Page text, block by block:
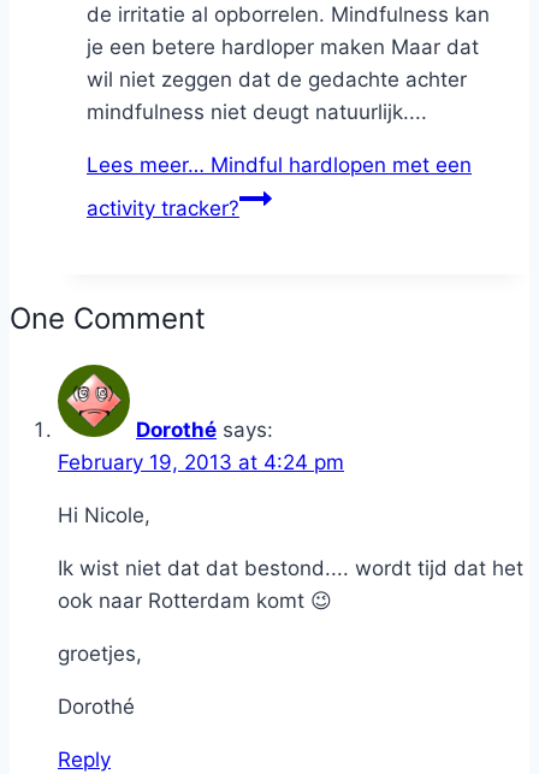
de irritatie al opborrelen. Mindfulness kan
je een betere hardloper maken Maar dat
wil niet zeggen dat de gedachte achter
mindfulness niet deugt natuurlijk....
Lees meer… Mindful hardlopen met een
activity tracker?
One Comment
Dorothé says:
February 19, 2013 at 4:24 pm
Hi Nicole,
Ik wist niet dat dat bestond.... wordt tijd dat het
ook naar Rotterdam komt 😉
groetjes,
Dorothé
Reply